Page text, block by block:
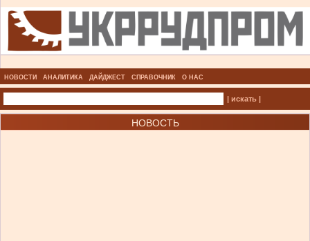
НОВОСТИ АНАЛИТИКА ДАЙДЖЕСТ СПРАВОЧНИК О НАС
| искать |
НОВОСТЬ